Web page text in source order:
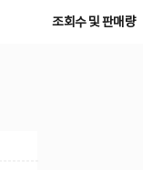
조회수 및 판매량